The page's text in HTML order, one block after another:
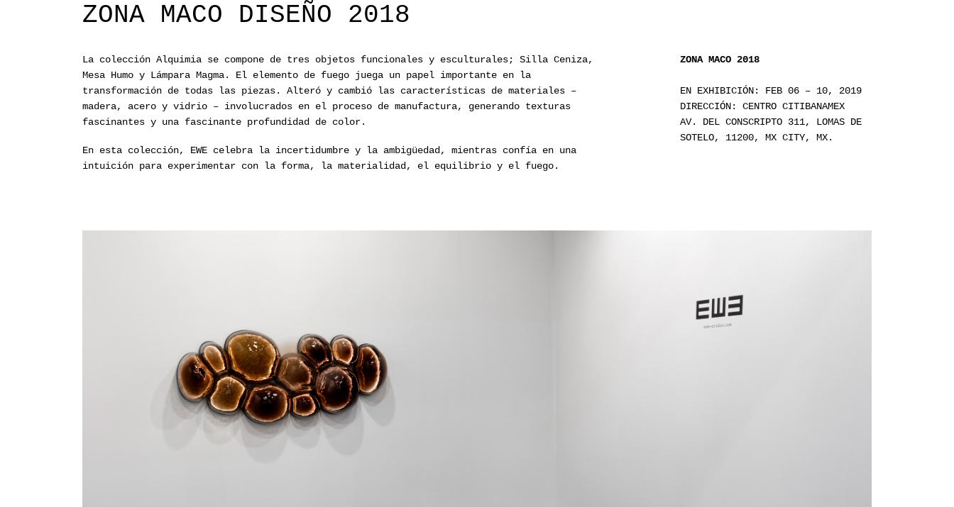
ZONA MACO DISEÑO 2018
La colección Alquimia se compone de tres objetos funcionales y esculturales; Silla Ceniza,
Mesa Humo y Lámpara Magma. El elemento de fuego juega un papel importante en la
transformación de todas las piezas. Alteró y cambió las características de materiales –
madera, acero y vidrio – involucrados en el proceso de manufactura, generando texturas
fascinantes y una fascinante profundidad de color.
En esta colección, EWE celebra la incertidumbre y la ambigüedad, mientras confía en una
intuición para experimentar con la forma, la materialidad, el equilibrio y el fuego.
ZONA MACO 2018
EN EXHIBICIÓN: FEB 06 – 10, 2019
DIRECCIÓN: CENTRO CITIBANAMEX
AV. DEL CONSCRIPTO 311, LOMAS DE
SOTELO, 11200, MX CITY, MX.